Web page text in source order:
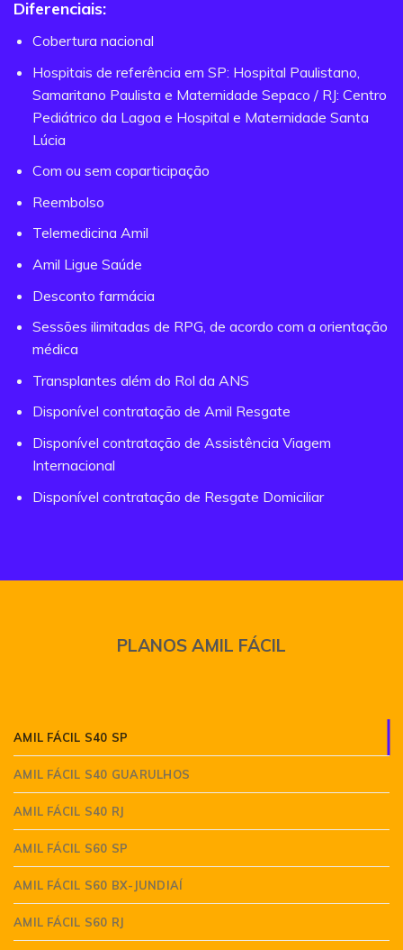
Diferenciais:
Cobertura nacional
Hospitais de referência em SP: Hospital Paulistano,
Samaritano Paulista e Maternidade Sepaco / RJ: Centro
Pediátrico da Lagoa e Hospital e Maternidade Santa
Lúcia
Com ou sem coparticipação
Reembolso
Telemedicina Amil
Amil Ligue Saúde
Desconto farmácia
Sessões ilimitadas de RPG, de acordo com a orientação
médica
Transplantes além do Rol da ANS
Disponível contratação de Amil Resgate
Disponível contratação de Assistência Viagem
Internacional
Disponível contratação de Resgate Domiciliar
PLANOS AMIL FÁCIL
AMIL FÁCIL S40 SP
AMIL FÁCIL S40 GUARULHOS
AMIL FÁCIL S40 RJ
AMIL FÁCIL S60 SP
AMIL FÁCIL S60 BX-JUNDIAÍ
AMIL FÁCIL S60 RJ